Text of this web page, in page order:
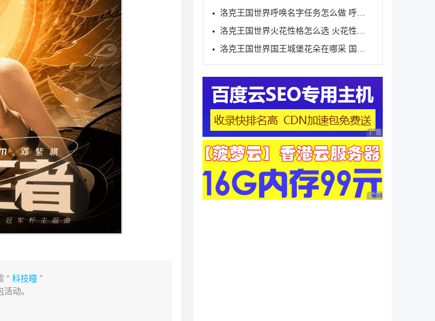
“科技瞳 ”
动。
洛克王国世界呼唤名字任务怎么做 呼唤名字任务完成方
洛克王国世界火花性格怎么选 火花性格推荐
洛克王国世界国王城堡花朵在哪采 国王城堡全花朵采集
广告 商业广告，理性
广告 商业广告，理性